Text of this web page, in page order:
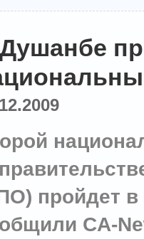
пройдет в
CA-